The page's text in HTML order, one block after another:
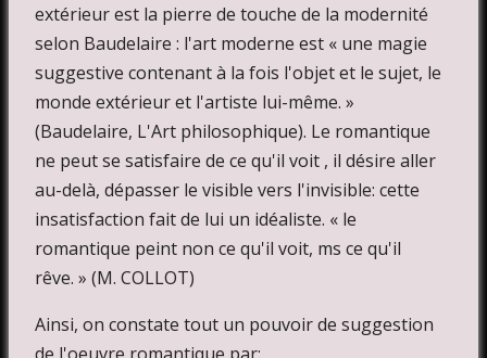
extérieur est la pierre de touche de la modernité
selon Baudelaire : l'art moderne est « une magie
suggestive contenant à la fois l'objet et le sujet, le
monde extérieur et l'artiste lui-même. »
(Baudelaire, L'Art philosophique). Le romantique
ne peut se satisfaire de ce qu'il voit , il désire aller
au-delà, dépasser le visible vers l'invisible: cette
insatisfaction fait de lui un idéaliste. « le
romantique peint non ce qu'il voit, ms ce qu'il
rêve. » (M. COLLOT)
Ainsi, on constate tout un pouvoir de suggestion